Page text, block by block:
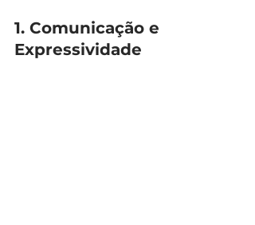
1. Comunicação e
Expressividade